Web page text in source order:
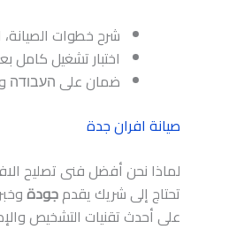
شرح خطوات
اختبار تشغيل كامل
ضمان على העבודה
صيانة افران جدة
لماذا نحن أفضل فنى تصليح
تحتاج إلى شريك يقدمجودة
على أحدث تقنيات التشخيص